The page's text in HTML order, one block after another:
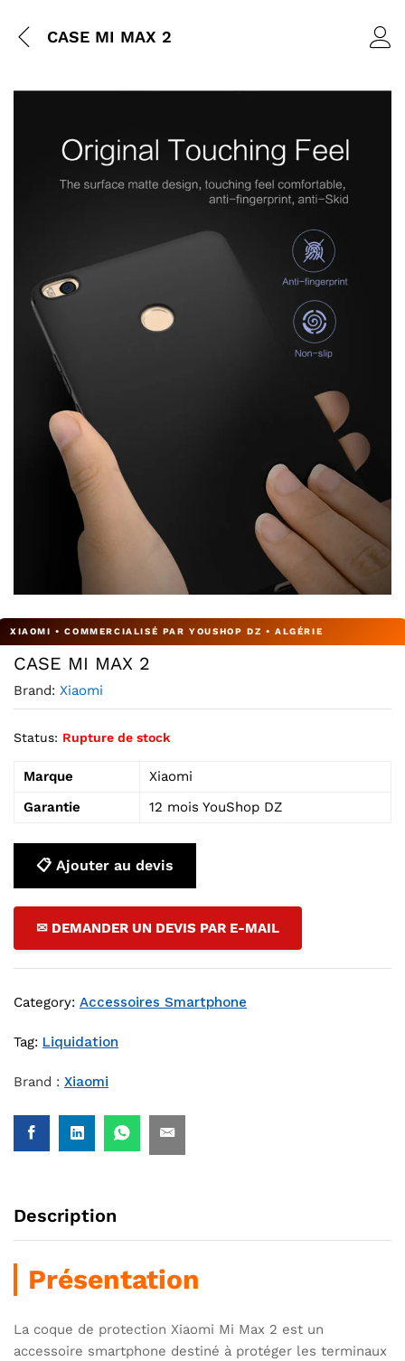
CASE MI MAX 2
CASE MI MAX 2
Brand: Xiaomi
Status: Rupture de stock
Marque
Xiaomi
Garantie
12 mois YouShop DZ
📋 Ajouter au devis
✉ DEMANDER UN DEVIS PAR E-MAIL
Category: Accessoires Smartphone
Tag: Liquidation
Brand : Xiaomi
Description
Présentation
La coque de protection Xiaomi Mi Max 2 est un
accessoire smartphone destiné à protéger les terminaux